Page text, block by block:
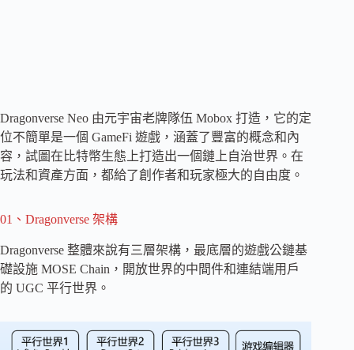
Dragonverse Neo 由元宇宙老牌隊伍 Mobox 打造，它的定
位不簡單是一個 GameFi 遊戲，涵蓋了豐富的概念和內
容，試圖在比特幣生態上打造出一個鏈上自治世界。在
玩法和資產方面，都給了創作者和玩家極大的自由度。
01、Dragonverse 架構
Dragonverse 整體來說有三層架構，最底層的遊戲公鏈基
礎設施 MOSE Chain，開放世界的中間件和連結端用戶
的 UGC 平行世界。